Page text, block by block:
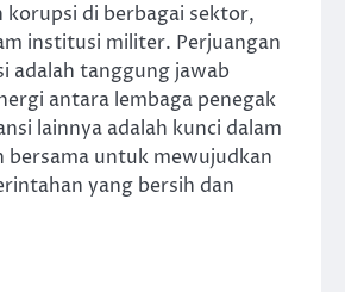
korupsi di berbagai sektor,
institusi militer. Perjuangan
adalah tanggung jawab
antara lembaga penegak
lainnya adalah kunci dalam
bersama untuk mewujudkan
yang bersih dan